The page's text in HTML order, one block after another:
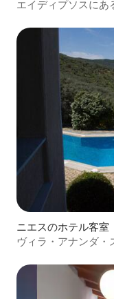
エイディプソスにあ
ニエスのホテル客室
ヴィラ・アナンダ・